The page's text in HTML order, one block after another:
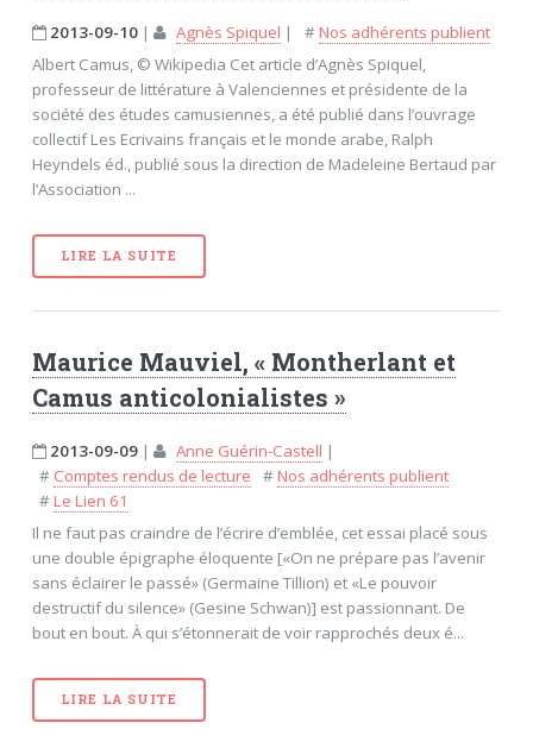
2013-09-10| Agnès Spiquel | #Nos adhérents publient
Albert Camus, © Wikipedia Cet article d’Agnès Spiquel,
professeur de littérature à Valenciennes et présidente de la
société des études camusiennes, a été publié dans l’ouvrage
collectif Les Ecrivains français et le monde arabe, Ralph
Heyndels éd., publié sous la direction de Madeleine Bertaud par
l’Association ...
LIRE LA SUITE
Maurice Mauviel, « Montherlant et
Camus anticolonialistes »
2013-09-09| Anne Guérin-Castell |
# Comptes rendus de lecture #Nos adhérents publient
#Le Lien 61
Il ne faut pas craindre de l’écrire d’emblée, cet essai placé sous
une double épigraphe éloquente [«On ne prépare pas l’avenir
sans éclairer le passé» (Germaine Tillion) et «Le pouvoir
destructif du silence» (Gesine Schwan)] est passionnant. De
bout en bout. À qui s’étonnerait de voir rapprochés deux é...
LIRE LA SUITE